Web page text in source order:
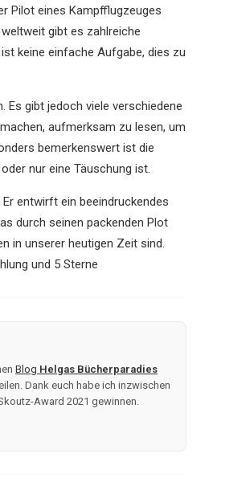
Pilot eines Kampfflugzeuges
gibt es zahlreiche
keine einfache Aufgabe, dies zu
Es gibt jedoch viele verschiedene
aufmerksam zu lesen, um
bemerkenswert ist die
nur eine Täuschung ist.
entwirft ein beeindruckendes
durch seinen packenden Plot
in unserer heutigen Zeit sind.
und 5 Sterne
Blog Helgas Bücherparadies
Dank euch habe ich inzwischen
Award 2021 gewinnen.